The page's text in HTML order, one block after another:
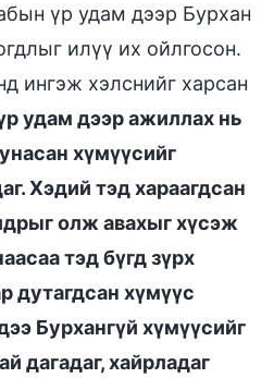
үр удам дээр Бурхан
илүү их ойлгосон.
ингэж хэлснийг харсан
удам дээр ажиллах нь
хүмүүсийг
Хэдий тэд хараагдсан
олж авахыг хүсэж
тэд бүгд зүрх
дутагдсан хүмүүс
Бурхангүй хүмүүсийг
дагадаг, хайрладаг